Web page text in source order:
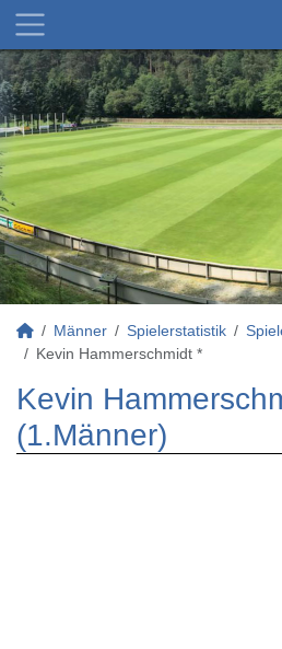
Männer Spielerstatistik
Kevin Hammerschmidt *
Kevin
(1.Männer)